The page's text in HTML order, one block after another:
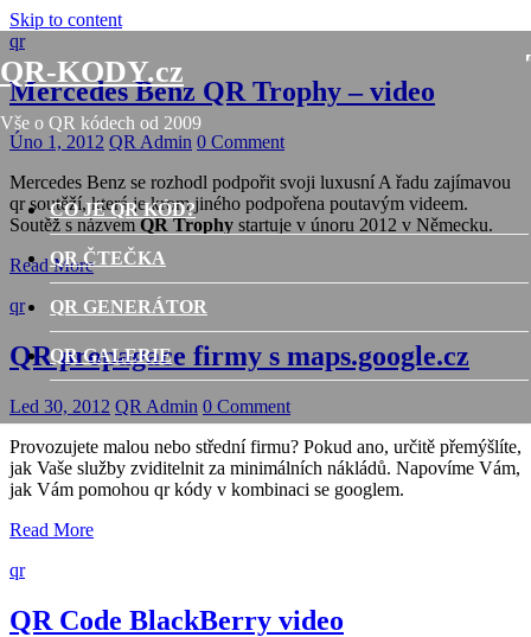
Skip to content
QR-KODY.cz
Vše o QR kódech od 2009
CO JE QR KÓD?
QR ČTEČKA
QR GENERÁTOR
QR GALERIE
qr
Mercedes Benz QR Trophy – video
Úno 1, 2012 QR Admin 0 Comment
Mercedes Benz se rozhodl podpořit svoji luxusní A řadu zajímavou
qr soutěží, která je krom jiného podpořena poutavým videem.
Soutěž s názvemQR Trophy startuje v únoru 2012 v Německu.
Read More
qr
QR propagace firmy s maps.google.cz
Led 30, 2012 QR Admin 0 Comment
Provozujete malou nebo střední firmu? Pokud ano, určitě přemýšlíte,
jak Vaše služby zviditelnit za minimálních nákládů. Napovíme Vám,
jak Vám pomohou qr kódy v kombinaci se googlem.
Read More
qr
QR Code BlackBerry video